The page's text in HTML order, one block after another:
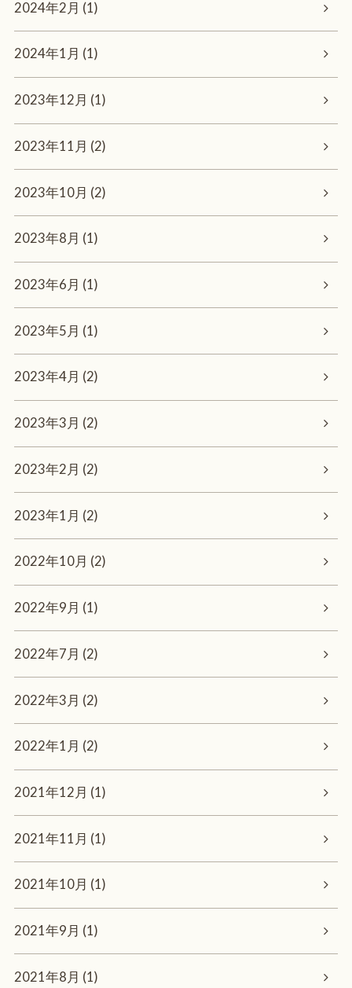
2024年2月 (1)
2024年1月 (1)
2023年12月 (1)
2023年11月 (2)
2023年10月 (2)
2023年8月 (1)
2023年6月 (1)
2023年5月 (1)
2023年4月 (2)
2023年3月 (2)
2023年2月 (2)
2023年1月 (2)
2022年10月 (2)
2022年9月 (1)
2022年7月 (2)
2022年3月 (2)
2022年1月 (2)
2021年12月 (1)
2021年11月 (1)
2021年10月 (1)
2021年9月 (1)
2021年8月 (1)